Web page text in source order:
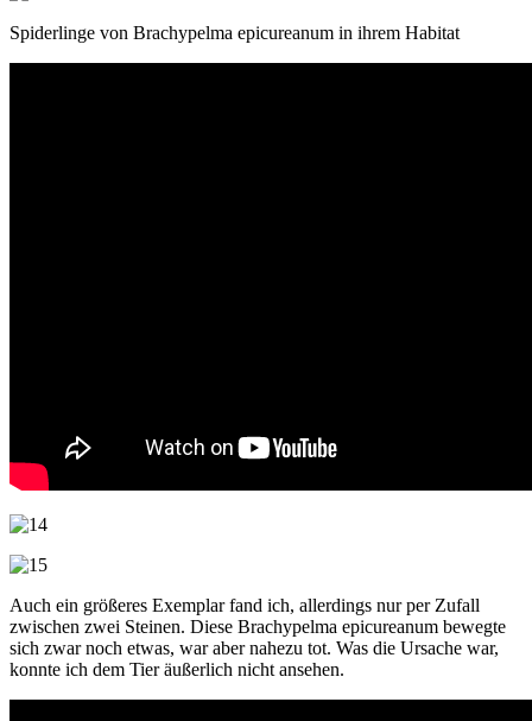
Spiderlinge von Brachypelma epicureanum in ihrem Habitat
Auch ein größeres Exemplar fand ich, allerdings nur per Zufall
zwischen zwei Steinen. Diese Brachypelma epicureanum bewegte
sich zwar noch etwas, war aber nahezu tot. Was die Ursache war,
konnte ich dem Tier äußerlich nicht ansehen.